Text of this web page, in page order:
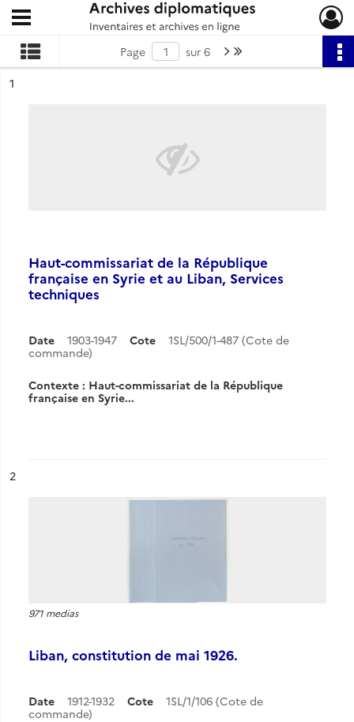
Archives diplomatiques
Ouvrir le menu déroulant
Page sur 6 Page suivante : 1/6
n°
1
Haut-commissariat de la République
française en Syrie et au Liban, Services
techniques
Date 1903-1947 Cote
1SL/500/1-487 (Cote de
commande)
Contexte : Haut-commissariat de la République
française en Syrie...
n°
2
971 medias
Liban, constitution de mai 1926.
Date 1912-1932 Cote
1SL/1/106 (Cote de
commande)